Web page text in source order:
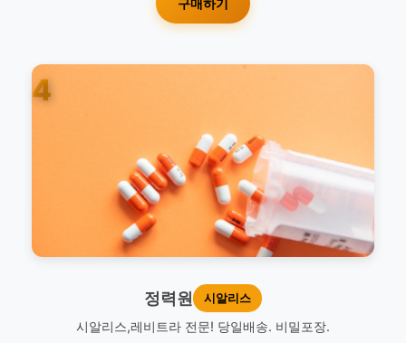
구매하기
4
정력원 시알리스
시알리스,레비트라 전문! 당일배송. 비밀포장.